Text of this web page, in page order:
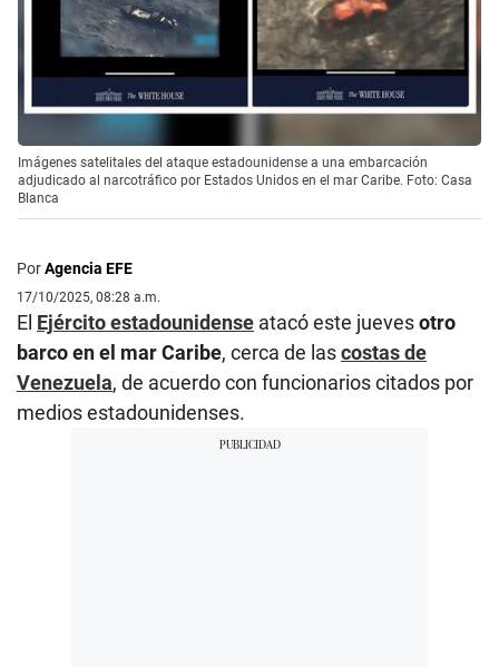
Imágenes satelitales del ataque estadounidense a una embarcación
adjudicado al narcotráfico por Estados Unidos en el mar Caribe. Foto: Casa
Blanca
PorAgencia EFE
17/10/2025, 08:28 a.m.
El Ejército estadounidense atacó este juevesotro
barco en el mar Caribe, cerca de lascostas de
Venezuela, de acuerdo con funcionarios citados por
medios estadounidenses.